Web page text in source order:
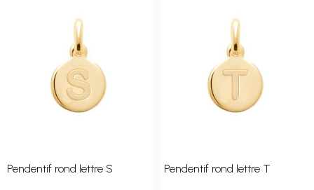
Pendentif rond lettre S Pendentif rond lettre T